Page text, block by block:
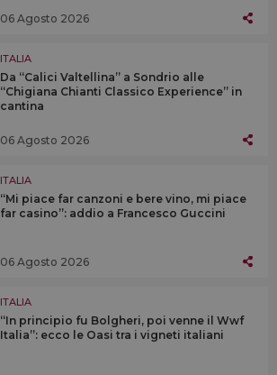
06 Agosto 2026
ITALIA
Da “Calici Valtellina” a Sondrio alle
“Chigiana Chianti Classico Experience” in
cantina
06 Agosto 2026
ITALIA
“Mi piace far canzoni e bere vino, mi piace
far casino”: addio a Francesco Guccini
06 Agosto 2026
ITALIA
“In principio fu Bolgheri, poi venne il Wwf
Italia”: ecco le Oasi tra i vigneti italiani